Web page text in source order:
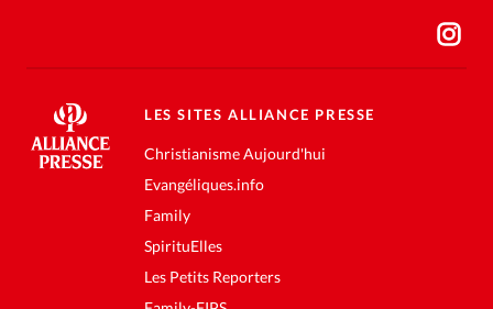
LES SITES ALLIANCE PRESSE
Christianisme Aujourd'hui
Evangéliques.info
Family
SpirituElles
Les Petits Reporters